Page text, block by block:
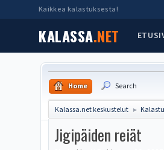
Kaikkea kalastuksesta!
KALASSA.NET
Home Search
Kalassa.net keskustelut ►
Jigipäiden reiät